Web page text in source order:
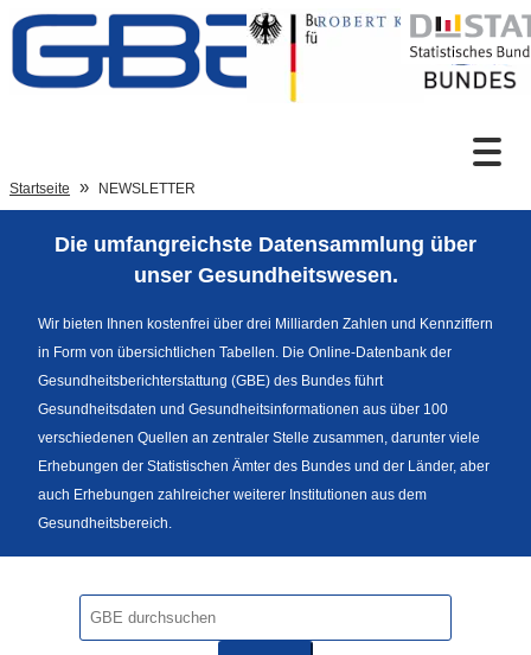
Zum Inhalt
Sprachumschaltung
Fußzeile
Startseite NEWSLETTER
Die umfangreichste Datensammlung über
unser Gesundheitswesen.
Wir bieten Ihnen kostenfrei über drei Milliarden Zahlen und Kennziffern
in Form von übersichtlichen Tabellen. Die Online-Datenbank der
Gesundheitsberichterstattung (GBE) des Bundes führt
Gesundheitsdaten und Gesundheitsinformationen aus über 100
verschiedenen Quellen an zentraler Stelle zusammen, darunter viele
Erhebungen der Statistischen Ämter des Bundes und der Länder, aber
auch Erhebungen zahlreicher weiterer Institutionen aus dem
Gesundheitsbereich.